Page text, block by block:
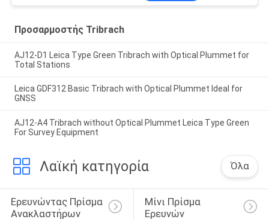
Προσαρμοστής Tribrach
AJ12-D1 Leica Type Green Tribrach with Optical Plummet for
Total Stations
Leica GDF312 Basic Tribrach with Optical Plummet Ideal for
GNSS
AJ12-A4 Tribrach without Optical Plummet Leica Type Green
For Survey Equipment
Λαϊκή κατηγορία Όλα
Ερευνώντας Πρίσμα
Ανακλαστήρων
Μίνι Πρίσμα
Ερευνών